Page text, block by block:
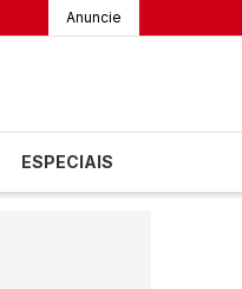
Anuncie
ESPECIAIS